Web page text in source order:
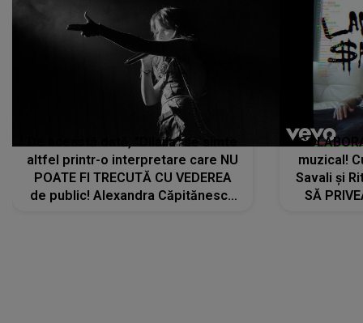
De această dată, "Dilaila" se simte
altfel printr-o interpretare care NU
POATE FI TRECUTĂ CU VEDEREA
de public! Alexandra Căpitănescu
muzical!
Savali și
SĂ